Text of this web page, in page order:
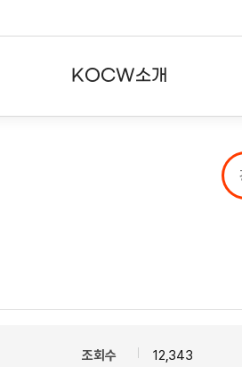
KOCW소개
조회수
12,343